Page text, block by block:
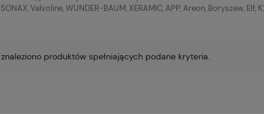
Valvoline, WUNDER-BAUM, XERAMIC, APP, Areon, Boryszew, Elf,
znaleziono produktów spełniających podane kryteria.